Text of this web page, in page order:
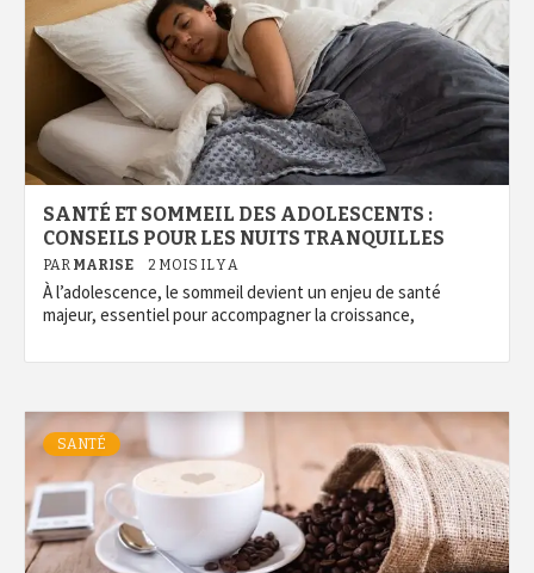
SANTÉ ET SOMMEIL DES ADOLESCENTS :
CONSEILS POUR LES NUITS TRANQUILLES
PAR MARISE 2 MOIS IL Y A
À l’adolescence, le sommeil devient un enjeu de santé
majeur, essentiel pour accompagner la croissance,
SANTÉ